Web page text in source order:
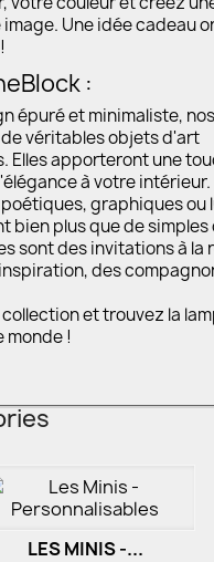
Une idée cadeau
:
épuré et minimaliste,
véritables objets d'art
Elles apporteront une
à votre intérieur.
graphiques ou
bien plus que de
sont des invitations à la
des
et trouvez la
monde !
LES MINIS -...